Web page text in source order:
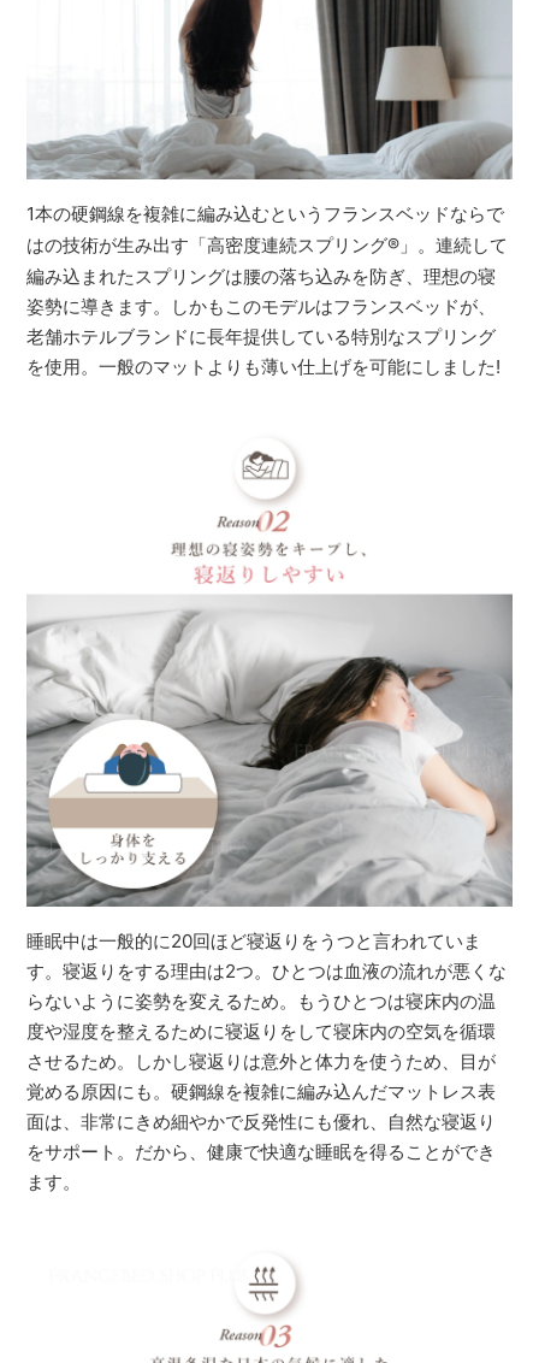
1本の硬鋼線を複雑に編み込むというフランスベッドならで
はの技術が生み出す「高密度連続スプリング® 」。連続して
編み込まれたスプリングは腰の落ち込みを防ぎ、理想の寝
姿勢に導きます。しかもこのモデルはフランスベッドが、
老舗ホテルブランドに長年提供している特別なスプリング
を使用。一般のマットよりも薄い仕上げを可能にしました!
睡眠中は一般的に20回ほど寝返りをうつと言われていま
す。寝返りをする理由は2つ。ひとつは血液の流れが悪くな
らないように姿勢を変えるため。もうひとつは寝床内の温
度や湿度を整えるために寝返りをして寝床内の空気を循環
させるため。しかし寝返りは意外と体力を使うため、目が
覚める原因にも。硬鋼線を複雑に編み込んだマットレス表
面は、非常にきめ細やかで反発性にも優れ、自然な寝返り
をサポート。だから、健康で快適な睡眠を得ることができ
ます。